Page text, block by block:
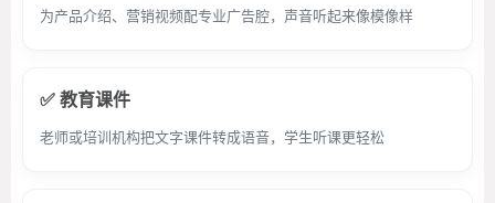
为产品介绍、营销视频配专业广告腔，声音听起来像模像样
✅ 教育课件
老师或培训机构把文字课件转成语音，学生听课更轻松